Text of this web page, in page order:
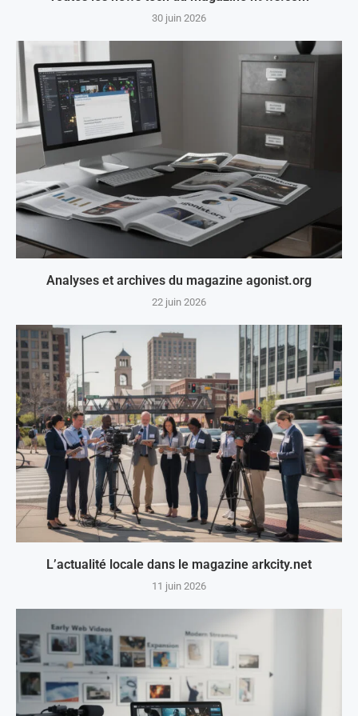
30 juin 2026
Analyses et archives du magazine agonist.org
22 juin 2026
L’actualité locale dans le magazine arkcity.net
11 juin 2026